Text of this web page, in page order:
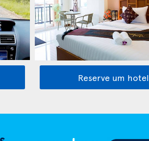
Reserve um hotel